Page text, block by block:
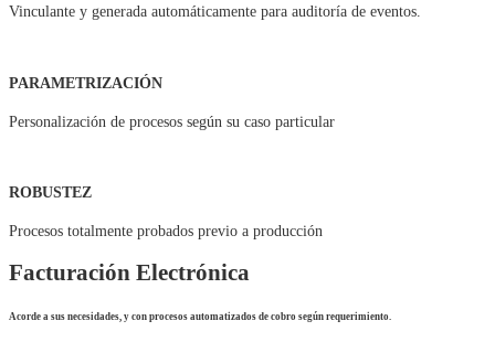
Vinculante y generada automáticamente para auditoría de eventos.
PARAMETRIZACIÓN
Personalización de procesos según su caso particular
ROBUSTEZ
Procesos totalmente probados previo a producción
Facturación Electrónica
Acorde a sus necesidades, y con procesos automatizados de cobro según requerimiento.